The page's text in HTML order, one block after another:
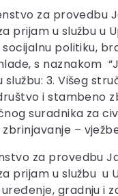
za provedbu
prijam u službu u
politiku,
s naznakom
službu: 3. Višeg
i stambeno
suradnika za
–
za provedbu
prijam u službu u
gradnju i